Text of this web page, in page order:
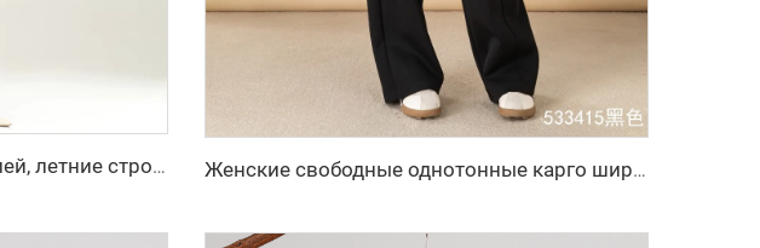
Брюки-клеш с высокой талией, летние стройнящие элегантные брюки-рыбий хвост Женские свободные однотонные карго широкие повседневные брюки, окрашенные джинсы